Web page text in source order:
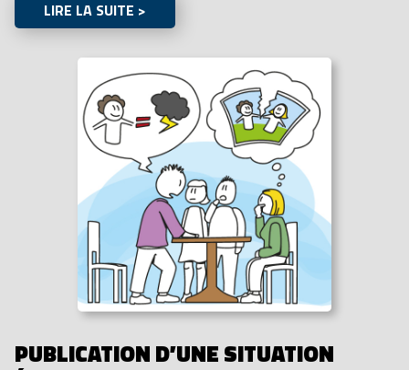
LIRE LA SUITE >
PUBLICATION D’UNE SITUATION